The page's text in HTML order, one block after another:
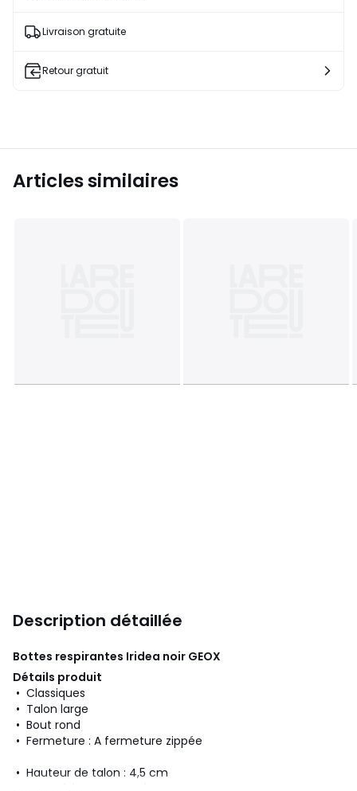
Livraison gratuite
Retour gratuit
Articles similaires
Description détaillée
Bottes respirantes Iridea noir GEOX
Détails produit
• Classiques
• Talon large
• Bout rond
• Fermeture : A fermeture zippée
• Hauteur de talon : 4,5 cm